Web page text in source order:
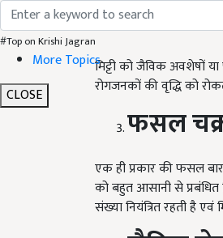
#Top on Krishi Jagran
More Topics
CLOSE
मल्चिंग
मिट्टी को जैविक अवशेषों
रोगजनकों की वृद्धि को
फसल
एक ही प्रकार की फसल
को बहुत आसानी से
संख्या नियंत्रित रहती है एवं